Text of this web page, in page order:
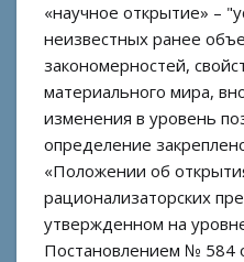
«научное открытие» –
неизвестных ранее
закономерностей,
материального мира,
изменения в уровень
определение
«Положении об
рационализаторских
утвержденном на
Постановлением № 584